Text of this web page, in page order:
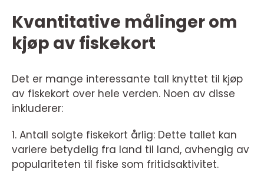
Kvantitative målinger om
kjøp av fiskekort
Det er mange interessante tall knyttet til kjøp
av fiskekort over hele verden. Noen av disse
inkluderer:
1. Antall solgte fiskekort årlig: Dette tallet kan
variere betydelig fra land til land, avhengig av
populariteten til fiske som fritidsaktivitet.